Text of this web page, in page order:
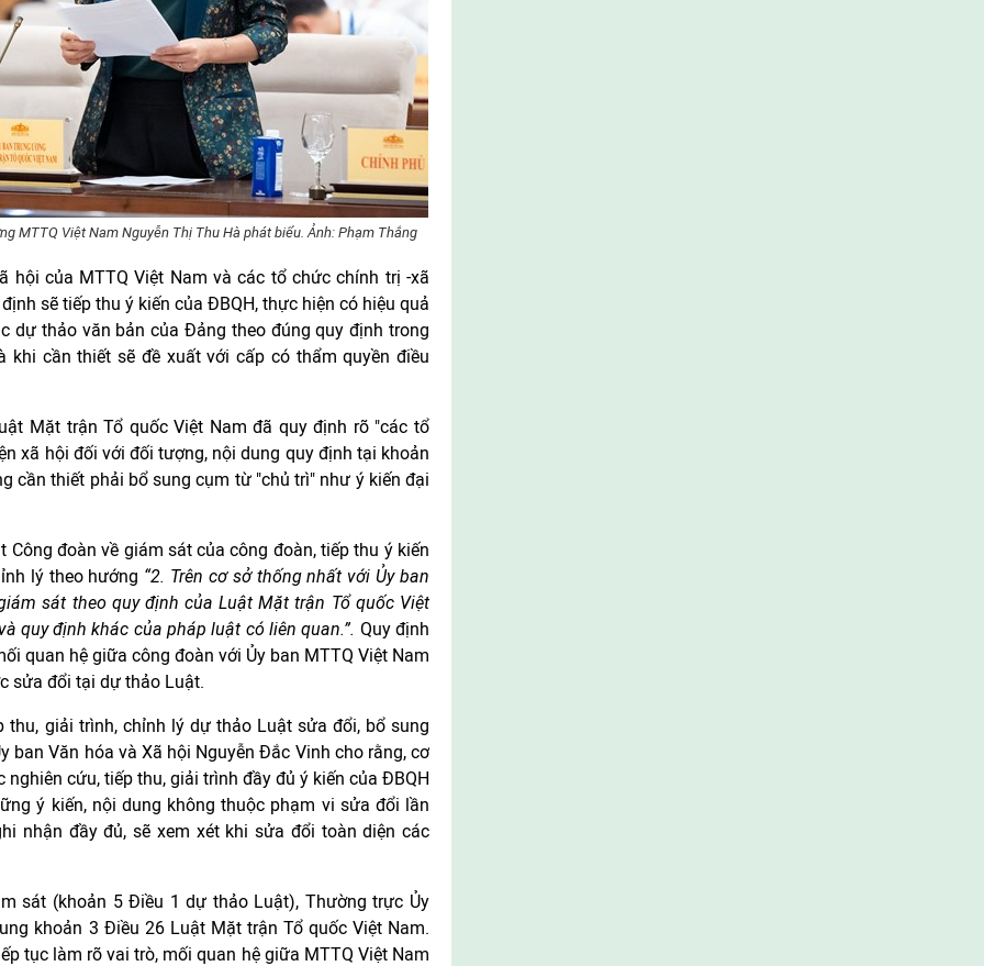
MTTQ Việt Nam Nguyễn Thị Thu Hà phát biểu. Ảnh: Phạm Thắng
hội của MTTQ Việt Nam và các tổ chức chính trị -xã
sẽ tiếp thu ý kiến của ĐBQH, thực hiện có hiệu quả
dự thảo văn bản của Đảng theo đúng quy định trong
khi cần thiết sẽ đề xuất với cấp có thẩm quyền điều
Mặt trận Tổ quốc Việt Nam đã quy định rõ "các tổ
xã hội đối với đối tượng, nội dung quy định tại khoản
cần thiết phải bổ sung cụm từ "chủ trì" như ý kiến đại
đoàn về giám sát của công đoàn, tiếp thu ý kiến
lý theo hướng “2. Trên cơ sở thống nhất với Ủy ban
sát theo quy định của Luật Mặt trận Tổ quốc Việt
quy định khác của pháp luật có liên quan.”. Quy định
quan hệ giữa công đoàn với Ủy ban MTTQ Việt Nam
sửa đổi tại dự thảo Luật.
thu, giải trình, chỉnh lý dự thảo Luật sửa đổi, bổ sung
ban Văn hóa và Xã hội Nguyễn Đắc Vinh cho rằng, cơ
cứu, tiếp thu, giải trình đầy đủ ý kiến của ĐBQH
ý kiến, nội dung không thuộc phạm vi sửa đổi lần
nhận đầy đủ, sẽ xem xét khi sửa đổi toàn diện các
sát (khoản 5 Điều 1 dự thảo Luật), Thường trực Ủy
khoản 3 Điều 26 Luật Mặt trận Tổ quốc Việt Nam.
tục làm rõ vai trò, mối quan hệ giữa MTTQ Việt Nam